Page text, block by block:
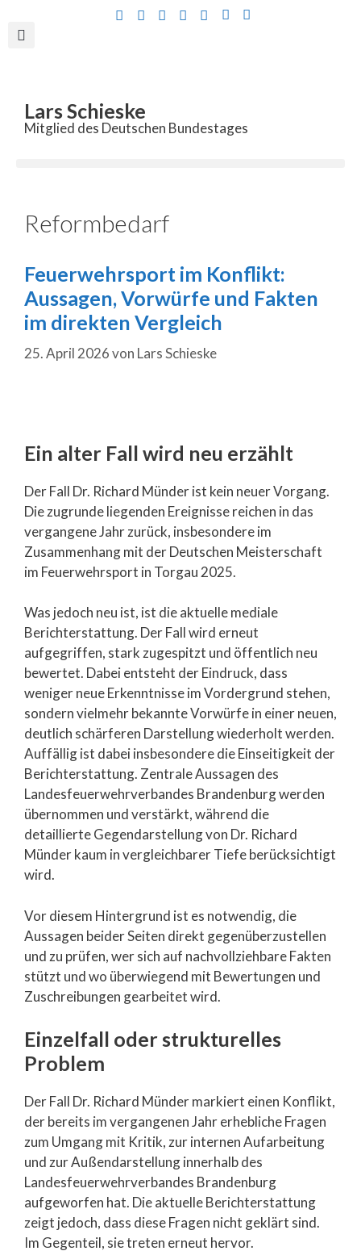
Lars Schieske
Mitglied des Deutschen Bundestages
Reformbedarf
Feuerwehrsport im Konflikt:
Aussagen, Vorwürfe und Fakten
im direkten Vergleich
25. April 2026von Lars Schieske
Ein alter Fall wird neu erzählt
Der Fall Dr. Richard Münder ist kein neuer Vorgang.
Die zugrunde liegenden Ereignisse reichen in das
vergangene Jahr zurück, insbesondere im
Zusammenhang mit der Deutschen Meisterschaft
im Feuerwehrsport in Torgau 2025.
Was jedoch neu ist, ist die aktuelle mediale
Berichterstattung. Der Fall wird erneut
aufgegriffen, stark zugespitzt und öffentlich neu
bewertet. Dabei entsteht der Eindruck, dass
weniger neue Erkenntnisse im Vordergrund stehen,
sondern vielmehr bekannte Vorwürfe in einer neuen,
deutlich schärferen Darstellung wiederholt werden.
Auffällig ist dabei insbesondere die Einseitigkeit der
Berichterstattung. Zentrale Aussagen des
Landesfeuerwehrverbandes Brandenburg werden
übernommen und verstärkt, während die
detaillierte Gegendarstellung von Dr. Richard
Münder kaum in vergleichbarer Tiefe berücksichtigt
wird.
Vor diesem Hintergrund ist es notwendig, die
Aussagen beider Seiten direkt gegenüberzustellen
und zu prüfen, wer sich auf nachvollziehbare Fakten
stützt und wo überwiegend mit Bewertungen und
Zuschreibungen gearbeitet wird.
Einzelfall oder strukturelles
Problem
Der Fall Dr. Richard Münder markiert einen Konflikt,
der bereits im vergangenen Jahr erhebliche Fragen
zum Umgang mit Kritik, zur internen Aufarbeitung
und zur Außendarstellung innerhalb des
Landesfeuerwehrverbandes Brandenburg
aufgeworfen hat. Die aktuelle Berichterstattung
zeigt jedoch, dass diese Fragen nicht geklärt sind.
Im Gegenteil, sie treten erneut hervor.